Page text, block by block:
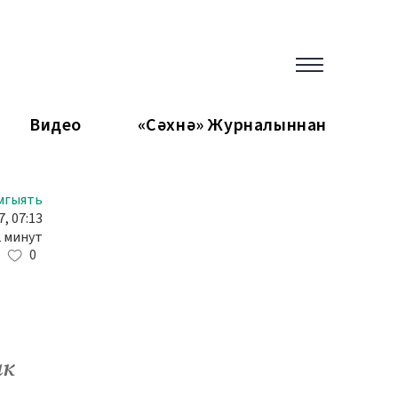
Видео «Сәхнә» Журналыннан
07:13
минут
0